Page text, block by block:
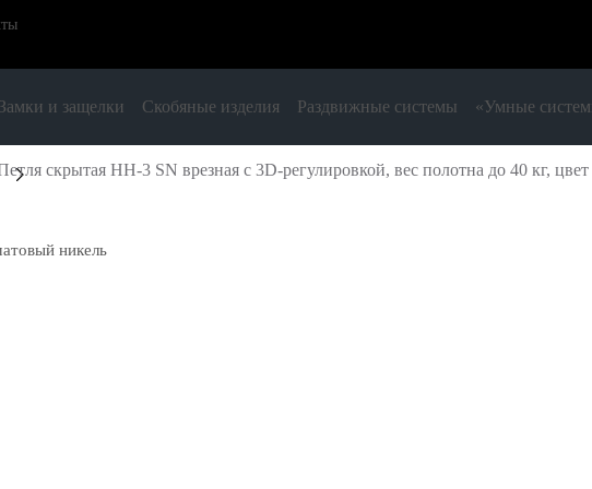
Замки и защелки Скобяные изделия Раздвижные системы «Умные
скрытая HH-3 SN врезная с 3D-регулировкой, вес полотна до 40 кг,
никель